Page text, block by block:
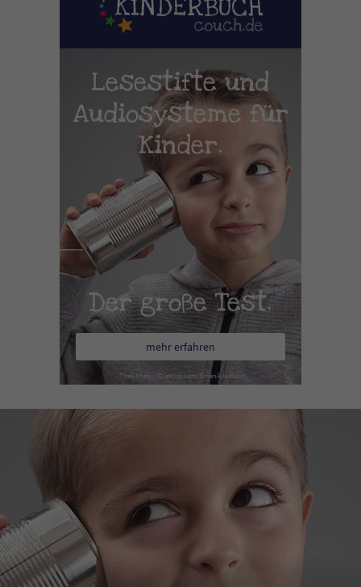
Lesestifte und
Audiosysteme für
Kinder.
Der große Test.
mehr erfahren